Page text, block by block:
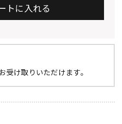
受け取りいただけます。